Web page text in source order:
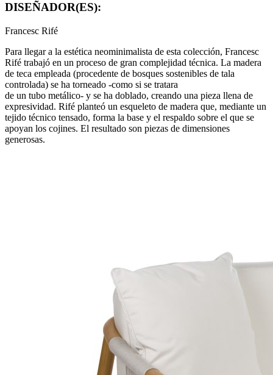
DISEÑADOR(ES):
Francesc Rifé
Para llegar a la estética neominimalista de esta colección, Francesc
Rifé trabajó en un proceso de gran complejidad técnica. La madera
de teca empleada (procedente de bosques sostenibles de tala
controlada) se ha torneado -como si se tratara
de un tubo metálico- y se ha doblado, creando una pieza llena de
expresividad. Rifé planteó un esqueleto de madera que, mediante un
tejido técnico tensado, forma la base y el respaldo sobre el que se
apoyan los cojines. El resultado son piezas de dimensiones
generosas.